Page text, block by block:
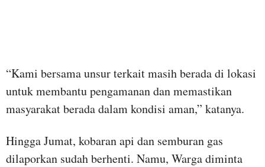
“Kami bersama unsur terkait masih berada di lokasi
untuk membantu pengamanan dan memastikan
masyarakat berada dalam kondisi aman,” katanya.
Hingga Jumat, kobaran api dan semburan gas
dilaporkan sudah berhenti. Namu, Warga diminta